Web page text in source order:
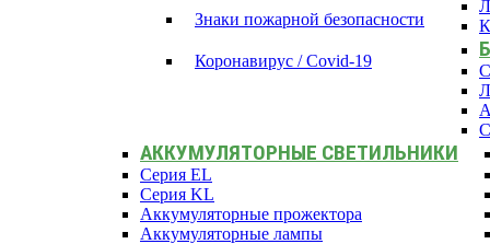
Знаки пожарной безопасности
Коронавирус / Covid-19
АККУМУЛЯТОРНЫЕ СВЕТИЛЬНИКИ
Серия EL
Серия KL
Аккумуляторные прожектора
Аккумуляторные лампы